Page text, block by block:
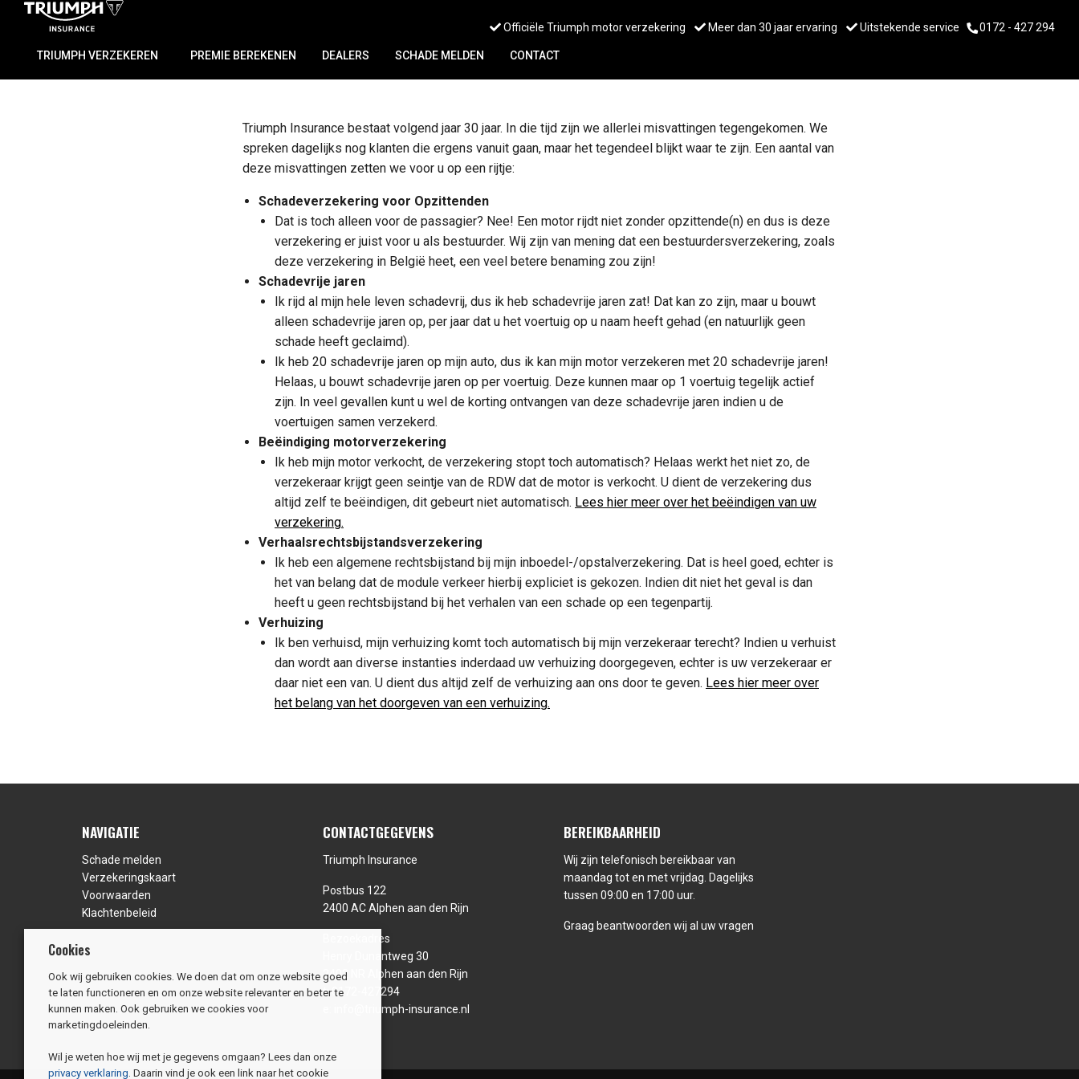
TRIUMPH VERZEKEREN PREMIE BEREKENEN DEALERS SCHADE MELDEN CONTACT
Officiële Triumph motor verzekering Meer dan 30 jaar ervaring Uitstekende service 0172 - 427 294
Triumph Insurance bestaat volgend jaar 30 jaar. In die tijd zijn we allerlei misvattingen tegengekomen. We
spreken dagelijks nog klanten die ergens vanuit gaan, maar het tegendeel blijkt waar te zijn. Een aantal van
deze misvattingen zetten we voor u op een rijtje:
Schadeverzekering voor Opzittenden
Dat is toch alleen voor de passagier? Nee! Een motor rijdt niet zonder opzittende(n) en dus is deze
verzekering er juist voor u als bestuurder. Wij zijn van mening dat een bestuurdersverzekering, zoals
deze verzekering in België heet, een veel betere benaming zou zijn!
Schadevrije jaren
Ik rijd al mijn hele leven schadevrij, dus ik heb schadevrije jaren zat! Dat kan zo zijn, maar u bouwt
alleen schadevrije jaren op, per jaar dat u het voertuig op u naam heeft gehad (en natuurlijk geen
schade heeft geclaimd).
Ik heb 20 schadevrije jaren op mijn auto, dus ik kan mijn motor verzekeren met 20 schadevrije jaren!
Helaas, u bouwt schadevrije jaren op per voertuig. Deze kunnen maar op 1 voertuig tegelijk actief
zijn. In veel gevallen kunt u wel de korting ontvangen van deze schadevrije jaren indien u de
voertuigen samen verzekerd.
Beëindiging motorverzekering
Ik heb mijn motor verkocht, de verzekering stopt toch automatisch? Helaas werkt het niet zo, de
verzekeraar krijgt geen seintje van de RDW dat de motor is verkocht. U dient de verzekering dus
altijd zelf te beëindigen, dit gebeurt niet automatisch. Lees hier meer over het beëindigen van uw
verzekering.
Verhaalsrechtsbijstandsverzekering
Ik heb een algemene rechtsbijstand bij mijn inboedel-/opstalverzekering. Dat is heel goed, echter is
het van belang dat de module verkeer hierbij expliciet is gekozen. Indien dit niet het geval is dan
heeft u geen rechtsbijstand bij het verhalen van een schade op een tegenpartij.
Verhuizing
Ik ben verhuisd, mijn verhuizing komt toch automatisch bij mijn verzekeraar terecht? Indien u verhuist
dan wordt aan diverse instanties inderdaad uw verhuizing doorgegeven, echter is uw verzekeraar er
daar niet een van. U dient dus altijd zelf de verhuizing aan ons door te geven. Lees hier meer over
het belang van het doorgeven van een verhuizing.
NAVIGATIE
Schade melden
Verzekeringskaart
Voorwaarden
Klachtenbeleid
CONTACTGEGEVENS
Triumph Insurance
Postbus 122
2400 AC Alphen aan den Rijn
Bezoekadres
Henry Dunantweg 30
2402 NR Alphen aan den Rijn
t:0172-427294
info@triumph-insurance.nl
BEREIKBAARHEID
Wij zijn telefonisch bereikbaar van
maandag tot en met vrijdag. Dagelijks
tussen 09:00 en 17:00 uur.
Graag beantwoorden wij al uw vragen
Cookies
Ook wij gebruiken cookies. We doen dat om onze website goed
te laten functioneren en om onze website relevanter en beter te
kunnen maken. Ook gebruiken we cookies voor
marketingdoeleinden.
Wil je weten hoe wij met je gegevens omgaan? Lees dan onze
privacy verklaring. Daarin vind je ook een link naar het cookie